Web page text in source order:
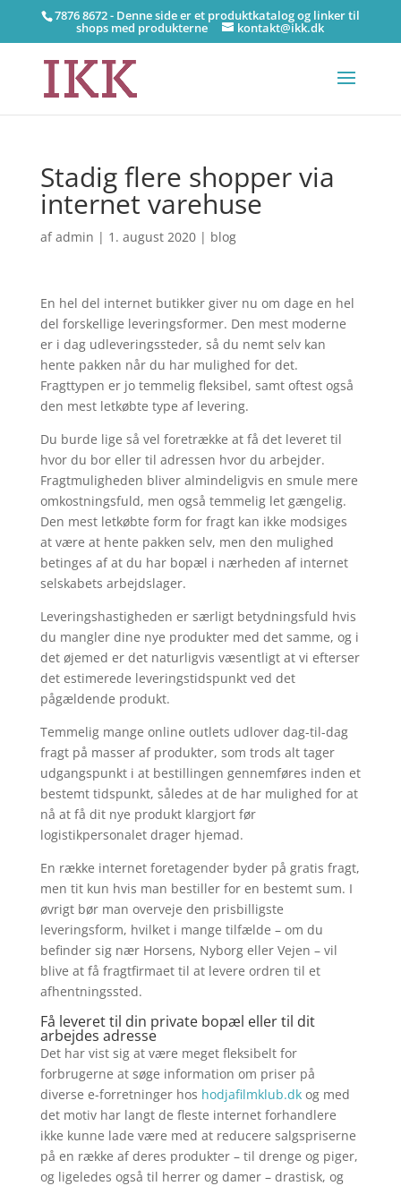
7876 8672 - Denne side er et produktkatalog og linker til
shops med produkterne kontakt@ikk.dk
Stadig flere shopper via
internet varehuse
afadmin | 1. august 2020| blog
En hel del internet butikker giver nu om dage en hel
del forskellige leveringsformer. Den mest moderne
er i dag udleveringssteder, så du nemt selv kan
hente pakken når du har mulighed for det.
Fragttypen er jo temmelig fleksibel, samt oftest også
den mest letkøbte type af levering.
Du burde lige så vel foretrække at få det leveret til
hvor du bor eller til adressen hvor du arbejder.
Fragtmuligheden bliver almindeligvis en smule mere
omkostningsfuld, men også temmelig let gængelig.
Den mest letkøbte form for fragt kan ikke modsiges
at være at hente pakken selv, men den mulighed
betinges af at du har bopæl i nærheden af internet
selskabets arbejdslager.
Leveringshastigheden er særligt betydningsfuld hvis
du mangler dine nye produkter med det samme, og i
det øjemed er det naturligvis væsentligt at vi efterser
det estimerede leveringstidspunkt ved det
pågældende produkt.
Temmelig mange online outlets udlover dag-til-dag
fragt på masser af produkter, som trods alt tager
udgangspunkt i at bestillingen gennemføres inden et
bestemt tidspunkt, således at de har mulighed for at
nå at få dit nye produkt klargjort før
logistikpersonalet drager hjemad.
En række internet foretagender byder på gratis fragt,
men tit kun hvis man bestiller for en bestemt sum. I
øvrigt bør man overveje den prisbilligste
leveringsform, hvilket i mange tilfælde – om du
befinder sig nær Horsens, Nyborg eller Vejen – vil
blive at få fragtfirmaet til at levere ordren til et
afhentningssted.
Få leveret til din private bopæl eller til dit
arbejdes adresse
Det har vist sig at være meget fleksibelt for
forbrugerne at søge information om priser på
diverse e-forretninger hos hodjafilmklub.dkog med
det motiv har langt de fleste internet forhandlere
ikke kunne lade være med at reducere salgspriserne
på en række af deres produkter – til drenge og piger,
og ligeledes også til herrer og damer – drastisk, og